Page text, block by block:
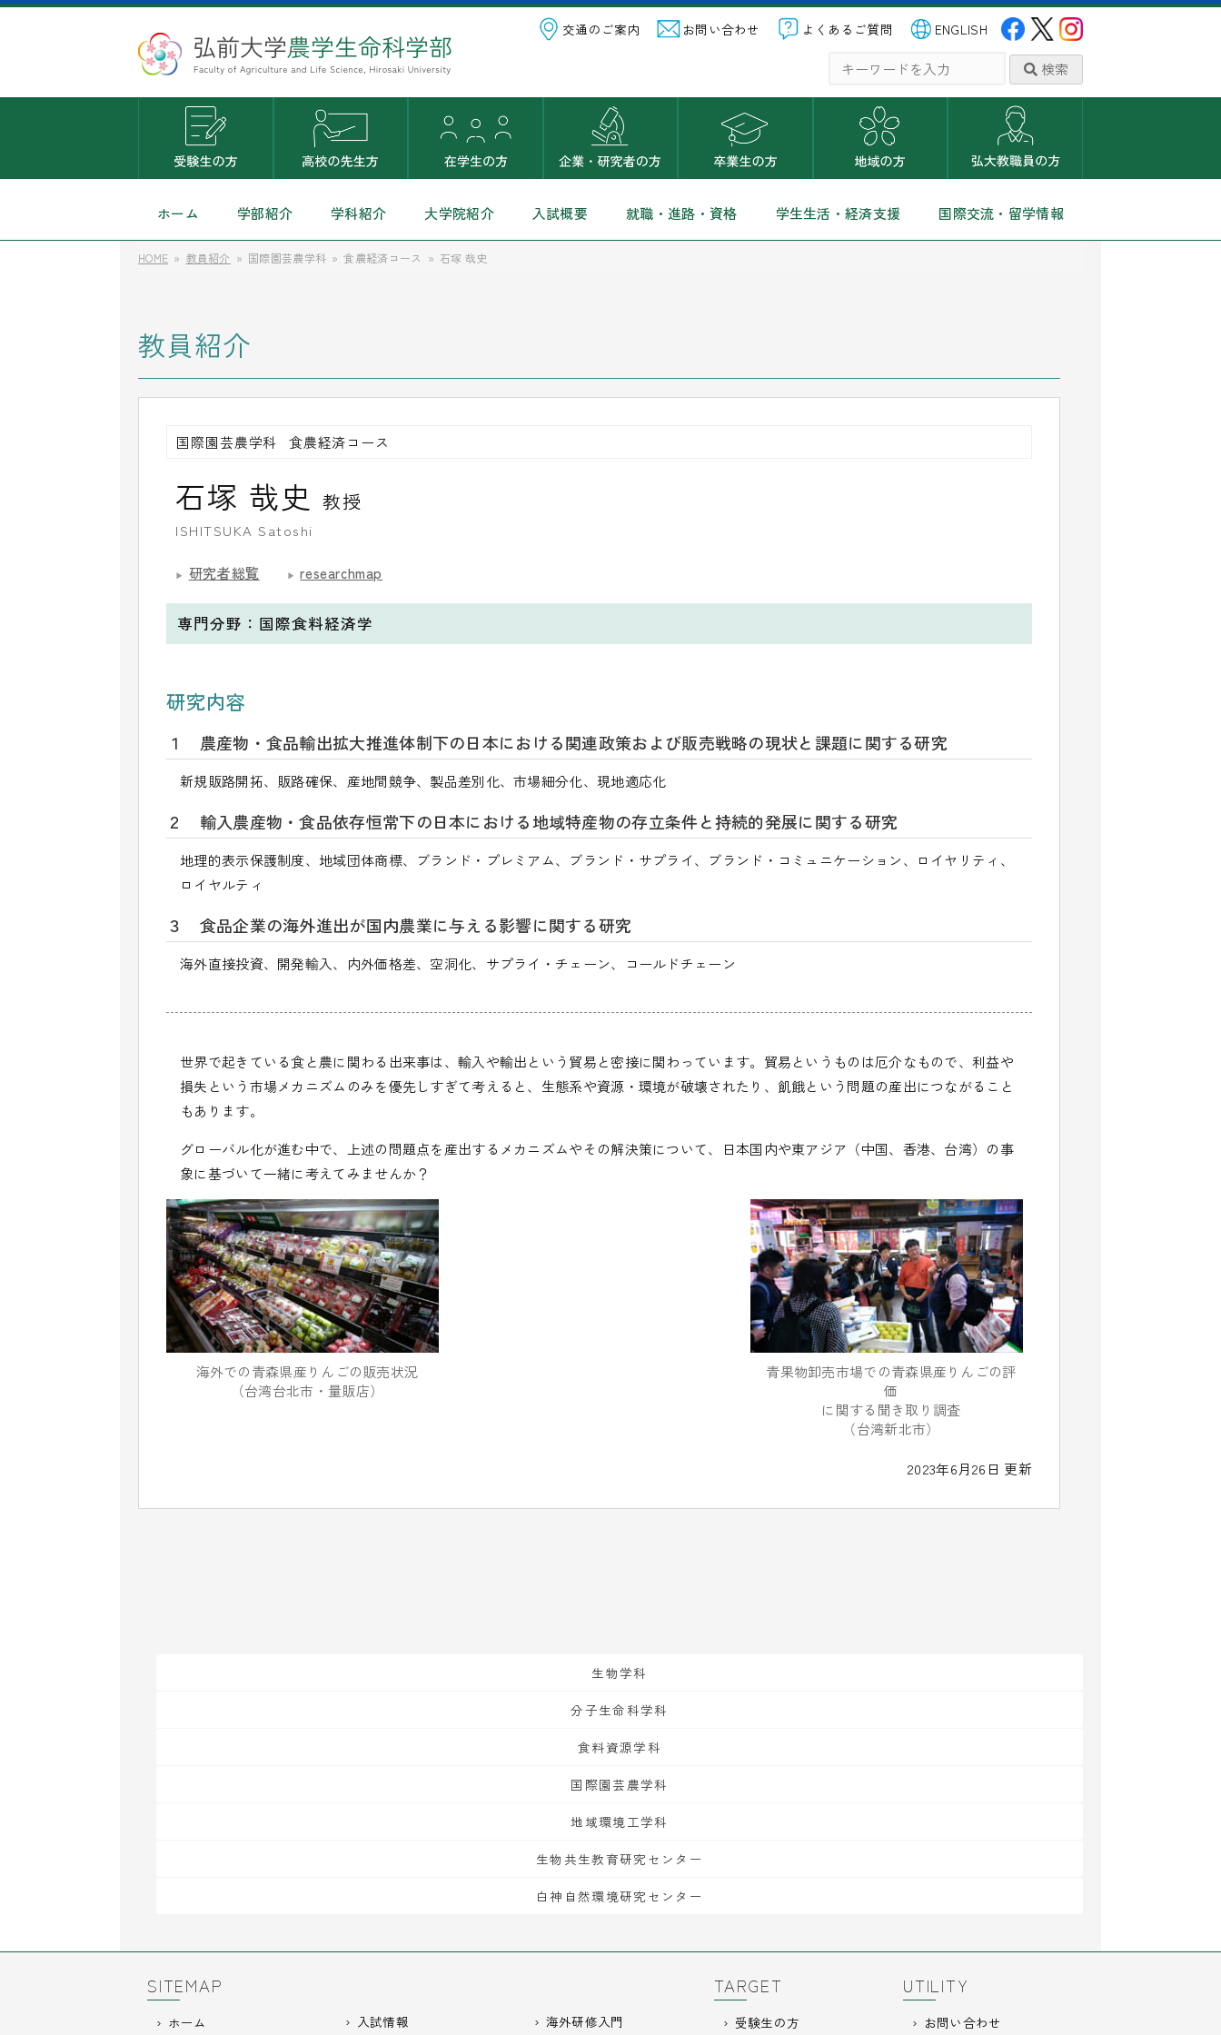
交通のご案内 お問い合わせ よくあるご質問 ENGLISH
検索
ホーム 学部紹介 学科紹介 大学院紹介 入試概要 就職・進路・資格 学生生活・経済支援 国際交流・留学情報
HOME 教員紹介 国際園芸農学科 食農経済コース 石塚 哉史
教員紹介
国際園芸農学科 食農経済コース
石塚 哉史 教授
ISHITSUKA Satoshi
研究者総覧 researchmap
専門分野： 国際食料経済学
研究内容
１ 農産物・食品輸出拡大推進体制下の日本における関連政策および販売戦略の現状と課題に関する研究
新規販路開拓、販路確保、産地間競争、製品差別化、市場細分化、現地適応化
２ 輸入農産物・食品依存恒常下の日本における地域特産物の存立条件と持続的発展に関する研究
地理的表示保護制度、地域団体商標、ブランド・プレミアム、ブランド・サプライ、ブランド・コミュニケーション、ロイヤリティ、
ロイヤルティ
３ 食品企業の海外進出が国内農業に与える影響に関する研究
海外直接投資、開発輸入、内外価格差、空洞化、サプライ・チェーン、コールドチェーン
世界で起きている食と農に関わる出来事は、輸入や輸出という貿易と密接に関わっています。貿易というものは厄介なもので、利益や
損失という市場メカニズムのみを優先しすぎて考えると、生態系や資源・環境が破壊されたり、飢餓という問題の産出につながること
もあります。
グローバル化が進む中で、上述の問題点を産出するメカニズムやその解決策について、日本国内や東アジア（中国、香港、台湾）の事
象に基づいて一緒に考えてみませんか？
海外での青森県産りんごの販売状況
（台湾台北市・量販店）
青果物卸売市場での青森県産りんごの評
価
に関する聞き取り調査
（台湾新北市）
2023年6月26日 更新
生物学科
分子生命科学科
食料資源学科
国際園芸農学科
地域環境工学科
生物共生教育研究センター
白神自然環境研究センター
SITEMAP
ホーム 入試情報 海外研修入門
TARGET
受験生の方
UTILITY
お問い合わせ